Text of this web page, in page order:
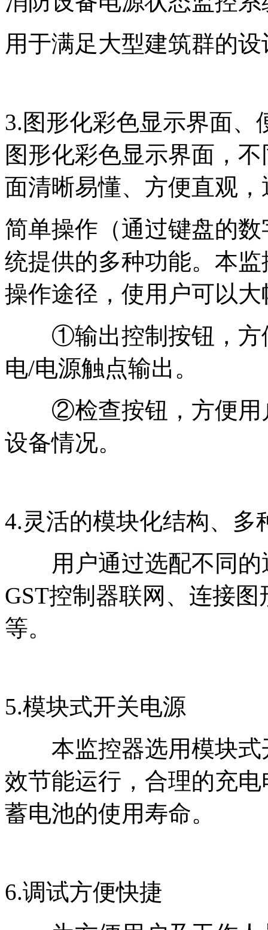
用于满足大型建筑群的
3.图形化彩色显示界面
图形化彩色显示界面，
面清晰易懂、方便直观，
简单操作（通过键盘的
统提供的多种功能。本
操作途径，使用户可以
①输出控制按钮，方
电/电源触点输出。
②检查按钮，方便用
设备情况。
4.灵活的模块化结构、多
用户通过选配不同的
GST控制器联网、连接
等。
5.模块式开关电源
本监控器选用模块式
效节能运行，合理的充
蓄电池的使用寿命。
6.调试方便快捷